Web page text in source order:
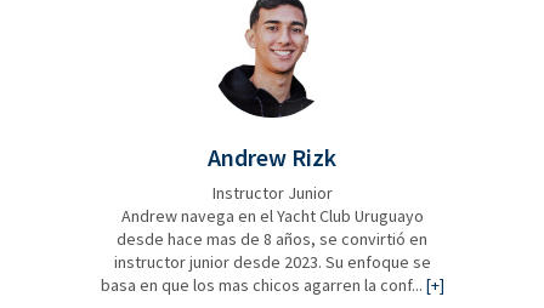
Andrew Rizk
Instructor Junior
Andrew navega en el Yacht Club Uruguayo
desde hace mas de 8 años, se convirtió en
instructor junior desde 2023. Su enfoque se
basa en que los mas chicos agarren la conf... [+]